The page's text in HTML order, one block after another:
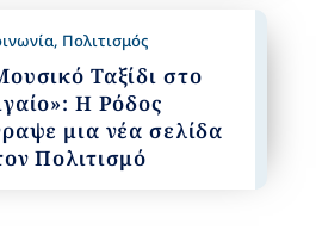
, Πολιτισμός
Ταξίδι στο
Η Ρόδος
μια νέα σελίδα
Πολιτισμό